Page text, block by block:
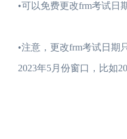
•可以免费更改frm考试日
•注意，更改frm考试日期
2023年5月份窗口，比如